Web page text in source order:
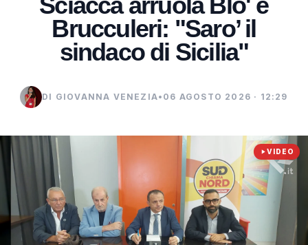
Brucculeri: "Saro’ il
sindaco di Sicilia"
DI GIOVANNA VENEZIA• 06 AGOSTO 2026 · 12:29
VIDEO